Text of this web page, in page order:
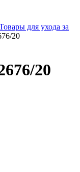
для ухода за
20
20